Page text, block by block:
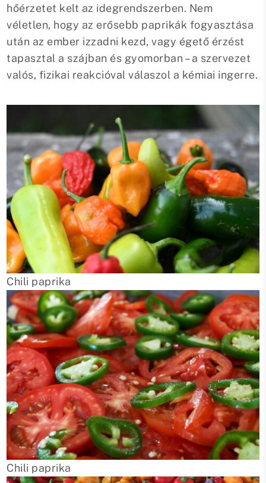
hőérzetet kelt az idegrendszerben. Nem
véletlen, hogy az erősebb paprikák fogyasztása
után az ember izzadni kezd, vagy égető érzést
tapasztal a szájban és gyomorban – a szervezet
valós, fizikai reakcióval válaszol a kémiai ingerre.
Chili paprika
Chili paprika